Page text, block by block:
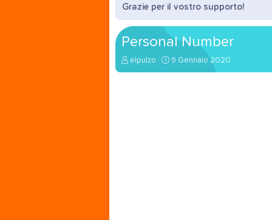
Grazie per il vostro supporto!
Personal Number
A
u
elpulzo
D
a
9 Gennaio 2020